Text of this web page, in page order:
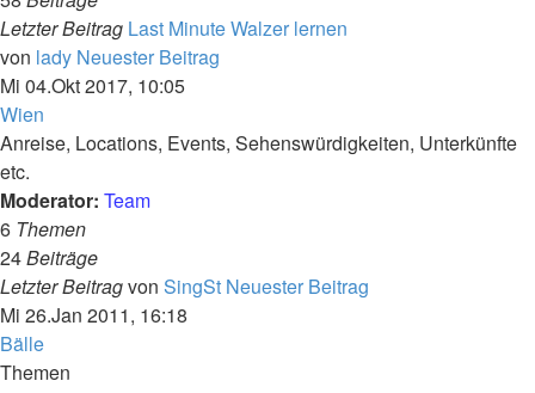
Letzter Beitrag Last Minute Walzer lernen
von lady Neuester Beitrag
Mi 04.Okt 2017, 10:05
Wien
Anreise, Locations, Events, Sehenswürdigkeiten, Unterkünfte
etc.
Moderator: Team
6 Themen
24Beiträge
Letzter Beitragvon SingSt Neuester Beitrag
Mi 26.Jan 2011, 16:18
Bälle
Themen